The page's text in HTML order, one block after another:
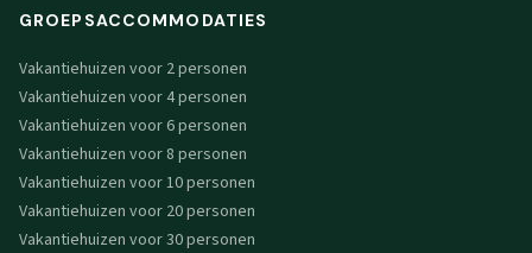
GROEPSACCOMMODATIES
Vakantiehuizen voor 2 personen
Vakantiehuizen voor 4 personen
Vakantiehuizen voor 6 personen
Vakantiehuizen voor 8 personen
Vakantiehuizen voor 10 personen
Vakantiehuizen voor 20 personen
Vakantiehuizen voor 30 personen